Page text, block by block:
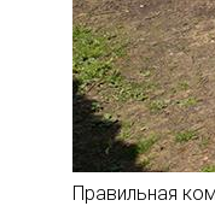
Правильная